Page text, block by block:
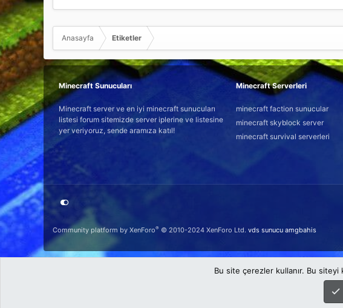
Anasayfa Etiketler
Minecraft Sunucuları
Minecraft server ve en iyi minecraft sunucuları
listesi forum sitemizde server iplerine ve listesine
yer veriyoruz, sende aramıza katıl!
Minecraft Serverleri
minecraft faction sunucular
minecraft skyblock server
minecraft survival serverleri
Community platform by XenForo® © 2010-2024 XenForo Ltd. vds sunucu amgbahis
Bu site çerezler kullanır. Bu siteyi